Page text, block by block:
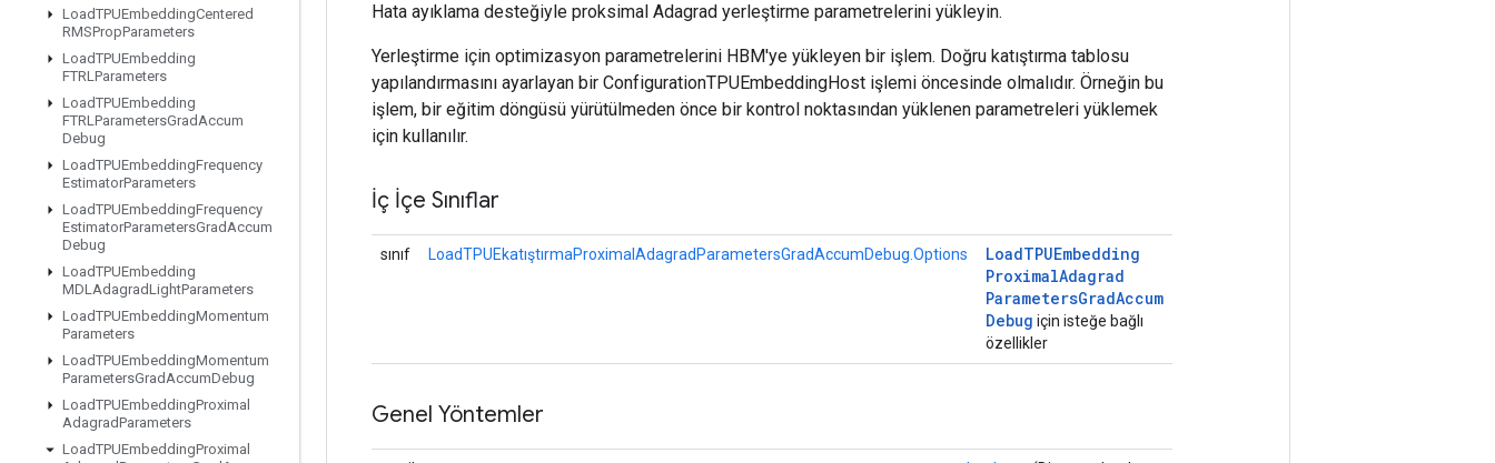
LoadTPUEmbeddingCentered
RMSPropParameters
LoadTPUEmbedding
FTRLParameters
LoadTPUEmbedding
FTRLParametersGradAccum
Debug
LoadTPUEmbeddingFrequency
EstimatorParameters
LoadTPUEmbeddingFrequency
EstimatorParametersGradAccum
Debug
LoadTPUEmbedding
MDLAdagradLightParameters
LoadTPUEmbeddingMomentum
Parameters
LoadTPUEmbeddingMomentum
ParametersGradAccumDebug
LoadTPUEmbeddingProximal
AdagradParameters
LoadTPUEmbeddingProximal
Hata ayıklama desteğiyle proksimal Adagrad yerleştirme parametrelerini yükleyin.
Yerleştirme için optimizasyon parametrelerini HBM'ye yükleyen bir işlem. Doğru katıştırma tablosu
yapılandırmasını ayarlayan bir ConfigurationTPUEmbeddingHost işlemi öncesinde olmalıdır. Örneğin bu
işlem, bir eğitim döngüsü yürütülmeden önce bir kontrol noktasından yüklenen parametreleri yüklemek
için kullanılır.
İç İçe Sınıflar
sınıf LoadTPUEkatıştırmaProximalAdagradParametersGradAccumDebug.Options LoadTPUEmbedding
ProximalAdagrad
ParametersGradAccum
Debug için isteğe bağlı
özellikler
Genel Yöntemler